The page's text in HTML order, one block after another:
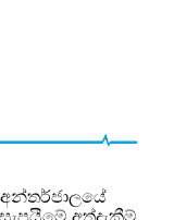
අන්තර්ජාලයේ
අත්දැකීම්